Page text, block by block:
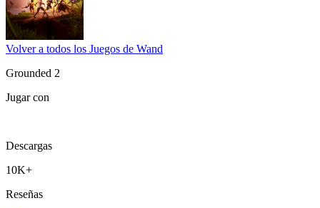
Volver a todos los Juegos de Wand
Grounded 2
Jugar con
Descargas
10K+
Reseñas